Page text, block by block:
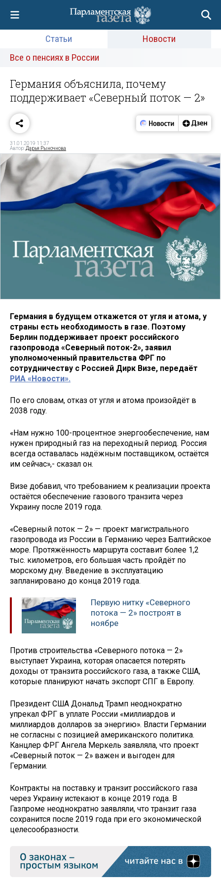
Статьи
Новости
Все о пенсиях в России
Германия объяснила, почему
поддерживает «Северный поток — 2»
31.01.2019 11:37
Автор: Дарья Рыночнова
Германия в будущем откажется от угля и атома, у
страны есть необходимость в газе. Поэтому
Берлин поддерживает проект российского
газопровода «Северный поток-2», заявил
уполномоченный правительства ФРГ по
сотрудничеству с Россией Дирк Визе, передаёт
РИА «Новости».
По его словам, отказ от угля и атома произойдёт в
2038 году.
«Нам нужно 100-процентное энергообеспечение, нам
нужен природный газ на переходный период. Россия
всегда оставалась надёжным поставщиком, остаётся
им сейчас»,- сказал он.
Визе добавил, что требованием к реализации проекта
остаётся обеспечение газового транзита через
Украину после 2019 года.
«Северный поток — 2» — проект магистрального
газопровода из России в Германию через Балтийское
море. Протяжённость маршрута составит более 1,2
тыс. километров, его большая часть пройдёт по
морскому дну. Введение в эксплуатацию
запланировано до конца 2019 года.
Первую нитку «Северного
потока — 2» построят в
ноябре
Против строительства «Северного потока — 2»
выступает Украина, которая опасается потерять
доходы от транзита российского газа, а также США,
которые планируют начать экспорт СПГ в Европу.
Президент США Дональд Трамп неоднократно
упрекал ФРГ в уплате России «миллиардов и
миллиардов долларов за энергию». Власти Германии
не согласны с позицией американского политика.
Канцлер ФРГ Ангела Меркель заявляла, что проект
«Северный поток — 2» важен и выгоден для
Германии.
Контракты на поставку и транзит российского газа
через Украину истекают в конце 2019 года. В
Газпроме неоднократно заявляли, что транзит газа
сохранится после 2019 года при его экономической
целесообразности.